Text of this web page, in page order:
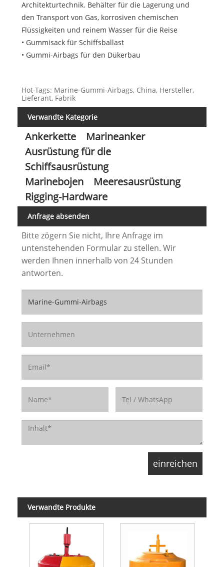
Architekturtechnik. Behälter für die Lagerung und
den Transport von Gas, korrosiven chemischen
Flüssigkeiten und reinem Wasser für die Reise
• Gummisack für Schiffsballast
• Gummi-Airbags für den Dükerbau
Hot-Tags: Marine-Gummi-Airbags, China, Hersteller,
Lieferant, Fabrik
Verwandte Kategorie
Ankerkette
Marineanker
Ausrüstung für die
Schiffsausrüstung
Marinebojen
Meeresausrüstung
Rigging-Hardware
Anfrage absenden
Bitte zögern Sie nicht, Ihre Anfrage im
untenstehenden Formular zu stellen. Wir
werden Ihnen innerhalb von 24 Stunden
antworten.
Verwandte Produkte